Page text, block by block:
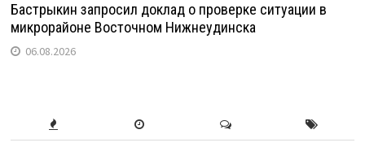
Бастрыкин запросил доклад о проверке ситуации в
микрорайоне Восточном Нижнеудинска
06.08.2026